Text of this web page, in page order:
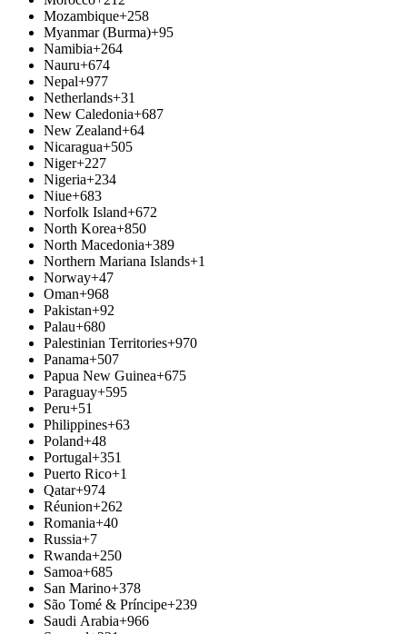
Mozambique+258
Myanmar (Burma)+95
Namibia+264
Nauru+674
Nepal+977
Netherlands+31
New Caledonia+687
New Zealand+64
Nicaragua+505
Niger+227
Nigeria+234
Niue+683
Norfolk Island+672
North Korea+850
North Macedonia+389
Northern Mariana Islands+1
Norway+47
Oman+968
Pakistan+92
Palau+680
Palestinian Territories+970
Panama+507
Papua New Guinea+675
Paraguay+595
Peru+51
Philippines+63
Poland+48
Portugal+351
Puerto Rico+1
Qatar+974
Réunion+262
Romania+40
Russia+7
Rwanda+250
Samoa+685
San Marino+378
São Tomé & Príncipe+239
Saudi Arabia+966